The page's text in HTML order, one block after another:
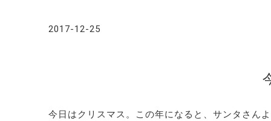
2017-12-25
今日はクリスマス。この年になると、サンタさん